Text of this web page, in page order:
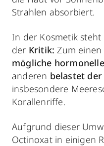
Strahlen absorbiert.
In der Kosmetik steht
der Kritik:Zum
mögliche
anderen belastet
insbesondere
Korallenriffe.
Aufgrund dieser
Octinoxat in einigen